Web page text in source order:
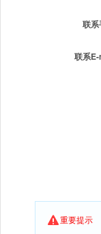
联系
联系E-
重要提示